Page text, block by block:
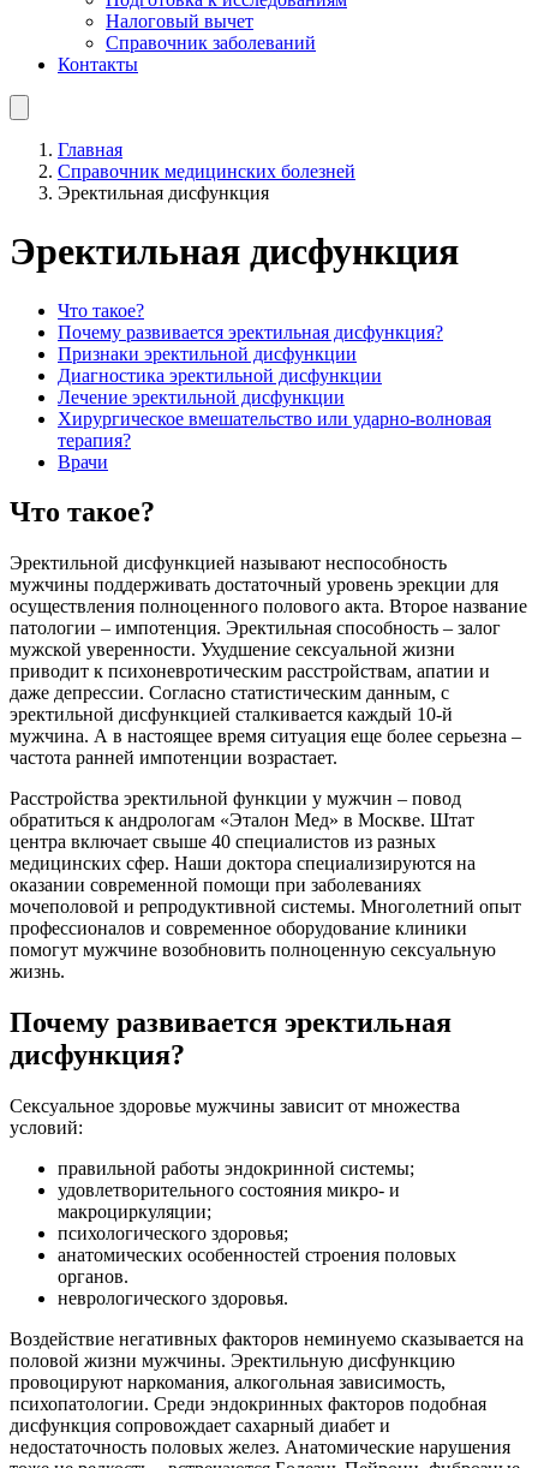
Налоговый вычет
Справочник заболеваний
Контакты
Главная
Справочник медицинских болезней
Эректильная дисфункция
Эректильная дисфункция
Что такое?
Почему развивается эректильная дисфункция?
Признаки эректильной дисфункции
Диагностика эректильной дисфункции
Лечение эректильной дисфункции
Хирургическое вмешательство или ударно-волновая
терапия?
Врачи
Что такое?
Эректильной дисфункцией называют неспособность
мужчины поддерживать достаточный уровень эрекции для
осуществления полноценного полового акта. Второе название
патологии – импотенция. Эректильная способность – залог
мужской уверенности. Ухудшение сексуальной жизни
приводит к психоневротическим расстройствам, апатии и
даже депрессии. Согласно статистическим данным, с
эректильной дисфункцией сталкивается каждый 10-й
мужчина. А в настоящее время ситуация еще более серьезна –
частота ранней импотенции возрастает.
Расстройства эректильной функции у мужчин – повод
обратиться к андрологам «Эталон Мед» в Москве. Штат
центра включает свыше 40 специалистов из разных
медицинских сфер. Наши доктора специализируются на
оказании современной помощи при заболеваниях
мочеполовой и репродуктивной системы. Многолетний опыт
профессионалов и современное оборудование клиники
помогут мужчине возобновить полноценную сексуальную
жизнь.
Почему развивается эректильная
дисфункция?
Сексуальное здоровье мужчины зависит от множества
условий:
правильной работы эндокринной системы;
удовлетворительного состояния микро- и
макроциркуляции;
психологического здоровья;
анатомических особенностей строения половых
органов.
неврологического здоровья.
Воздействие негативных факторов неминуемо сказывается на
половой жизни мужчины. Эректильную дисфункцию
провоцируют наркомания, алкогольная зависимость,
психопатологии. Среди эндокринных факторов подобная
дисфункция сопровождает сахарный диабет и
недостаточность половых желез. Анатомические нарушения